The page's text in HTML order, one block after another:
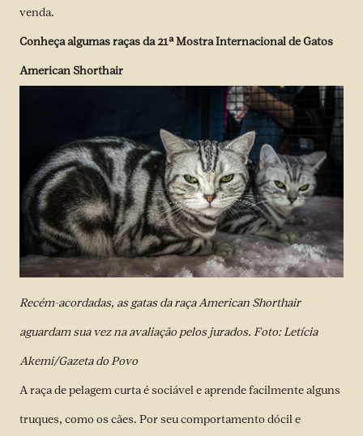
venda.
Conheça algumas raças da 21ª Mostra Internacional de Gatos
American Shorthair
Recém-acordadas, as gatas da raça American Shorthair
aguardam sua vez na avaliação pelos jurados. Foto: Letícia
Akemi/Gazeta do Povo
A raça de pelagem curta é sociável e aprende facilmente alguns
truques, como os cães. Por seu comportamento dócil e